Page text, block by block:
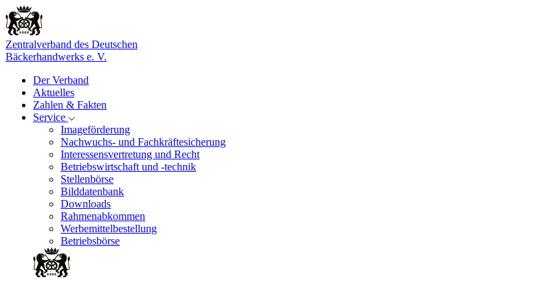
Zentralverband des Deutschen
Bäckerhandwerks e. V.
Der Verband
Aktuelles
Zahlen & Fakten
Service
Imageförderung
Nachwuchs- und Fachkräftesicherung
Interessensvertretung und Recht
Betriebswirtschaft und -technik
Stellenbörse
Bilddatenbank
Downloads
Rahmenabkommen
Werbemittelbestellung
Betriebsbörse